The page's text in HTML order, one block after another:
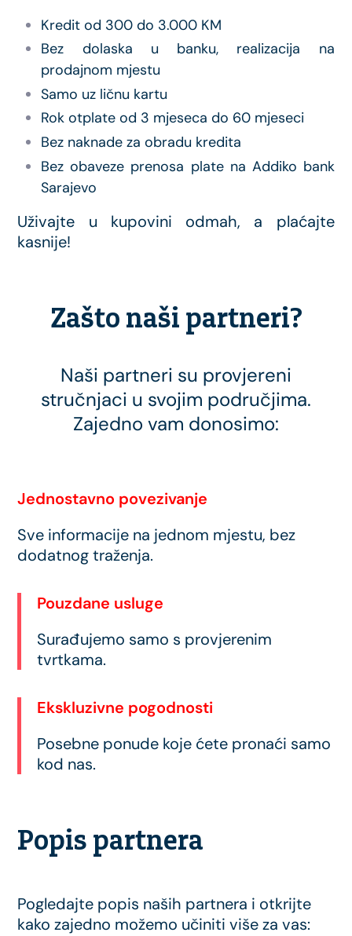
Kredit od 300 do 3.000 KM
Bez dolaska u banku, realizacija na
prodajnom mjestu
Samo uz ličnu kartu
Rok otplate od 3 mjeseca do 60 mjeseci
Bez naknade za obradu kredita
Bez obaveze prenosa plate na Addiko bank
Sarajevo
Uživajte u kupovini odmah, a plaćajte
kasnije!
Zašto naši partneri?
Naši partneri su provjereni
stručnjaci u svojim područjima.
Zajedno vam donosimo:
Jednostavno povezivanje
Sve informacije na jednom mjestu, bez
dodatnog traženja.
Pouzdane usluge
Surađujemo samo s provjerenim
tvrtkama.
Ekskluzivne pogodnosti
Posebne ponude koje ćete pronaći samo
kod nas.
Popis partnera
Pogledajte popis naših partnera i otkrijte
kako zajedno možemo učiniti više za vas: